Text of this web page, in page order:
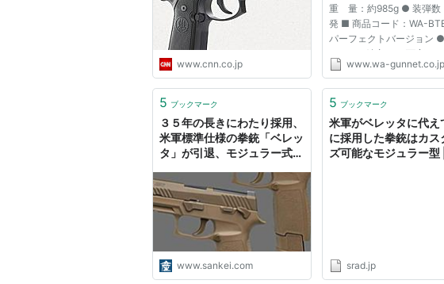
www.cnn.co.jp
重 量：約985g ● 装弾数
発 ■ 商品コード：WA-
パーフェクトバージョン ●
6.03mm精密NEW可変HOP
ル搭載 ● Rタイプ・マガジ
マットブラック塗装仕上 ■
1P） ●人気TVアニメーシ
www.wa-gunnet.co.jp
5 ブックマーク
３５年の長きにわたり採用、
米軍標準仕様の拳銃「ベレッ
タ」が引退、モジュラー式拳
ページ）
www.sankei.com
5 ブックマーク
米軍がベレッタに代え
に採用した拳銃はカス
ズ可能なモジュラー型
srad.jp